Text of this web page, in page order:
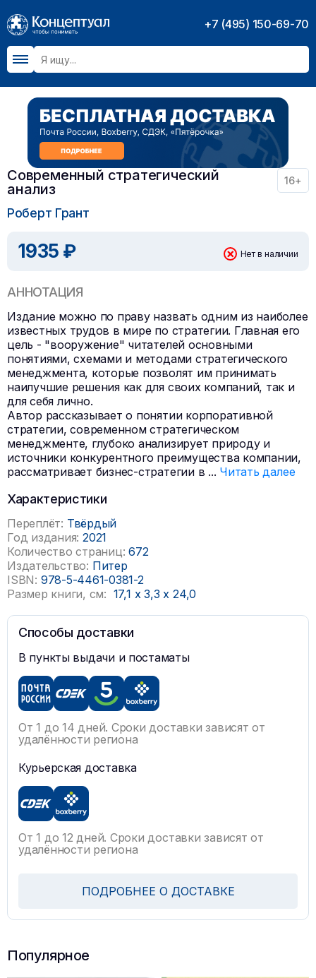
+7 (495) 150-69-70
Современный стратегический
анализ
16+
Роберт Грант
1935 ₽ Нет в наличии
АННОТАЦИЯ
Издание можно по праву назвать одним из наиболее
известных трудов в мире по стратегии. Главная его
цель - "вооружение" читателей основными
понятиями, схемами и методами стратегического
менеджмента, которые позволят им принимать
наилучшие решения как для своих компаний, так и
для себя лично.
Автор рассказывает о понятии корпоративной
стратегии, современном стратегическом
менеджменте, глубоко анализирует природу и
источники конкурентного преимущества компании,
рассматривает бизнес-стратегии в ... Читать далее
Характеристики
Переплёт: Твёрдый
Год издания: 2021
Количество страниц: 672
Издательство: Питер
ISBN: 978-5-4461-0381-2
Размер книги, см: 17,1 x 3,3x 24,0
Способы доставки
В пункты выдачи и постаматы
От 1 до 14 дней. Сроки доставки зависят от
удалённости региона
Курьерская доставка
От 1 до 12 дней. Сроки доставки зависят от
удалённости региона
ПОДРОБНЕЕ О ДОСТАВКЕ
Популярное